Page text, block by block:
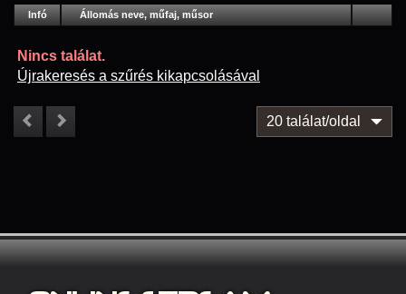
Infó Lejátszás
Állomás neve, műfaj, műsor
Nincs találat.
Újrakeresés a szűrés kikapcsolásával
20 találat/oldal